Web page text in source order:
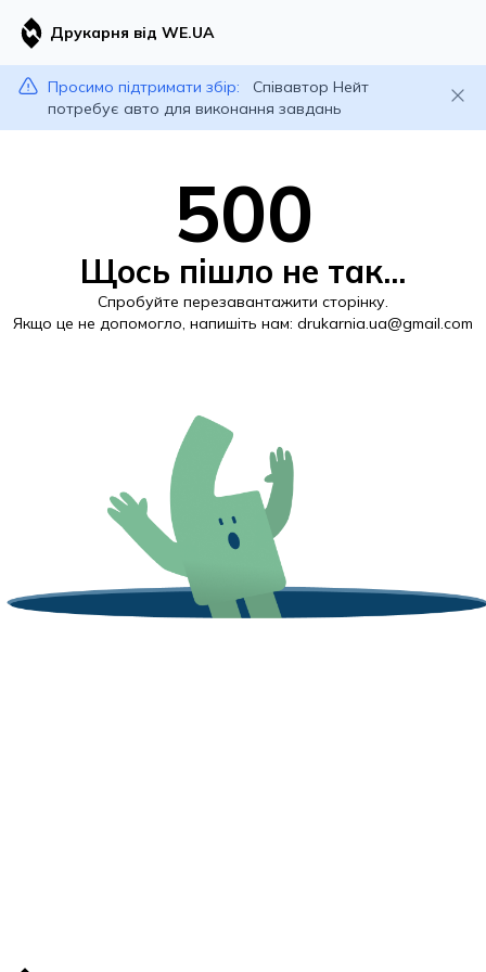
Друкарня від WE.UA
Просимо підтримати збір:
Співавтор Нейт
потребує авто для виконання завдань
500
Щось пішло не так...
Спробуйте перезавантажити сторінку.
Якщо це не допомогло, напишіть нам: drukarnia.ua@gmail.com